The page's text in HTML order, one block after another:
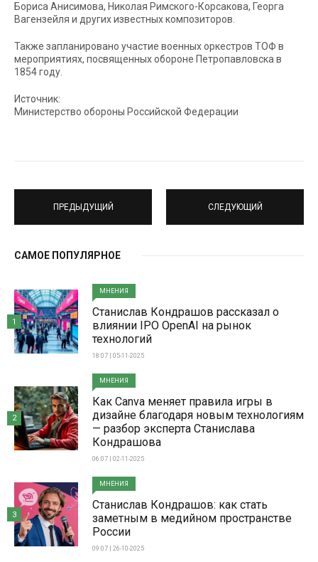
Бориса Анисимова, Николая Римского-Корсакова, Георга
Вагензейля и других известных композиторов.
Также запланировано участие военных оркестров ТОФ в
мероприятиях, посвященных обороне Петропавловска в
1854 году.
Источник:
Министерство обороны Российской Федерации
ПРЕДЫДУЩИЙ СЛЕДУЮЩИЙ
САМОЕ ПОПУЛЯРНОЕ
МНЕНИЯ
Станислав Кондрашов рассказал о
влиянии IPO OpenAI на рынок
технологий
18:07 | 05-11-2025
1
МНЕНИЯ
Как Canva меняет правила игры в
дизайне благодаря новым технологиям
— разбор эксперта Станислава
Кондрашова
06:07 | 02-11-2025
2
МНЕНИЯ
Станислав Кондрашов: как стать
заметным в медийном пространстве
России
09:07 | 26-10-2025
3